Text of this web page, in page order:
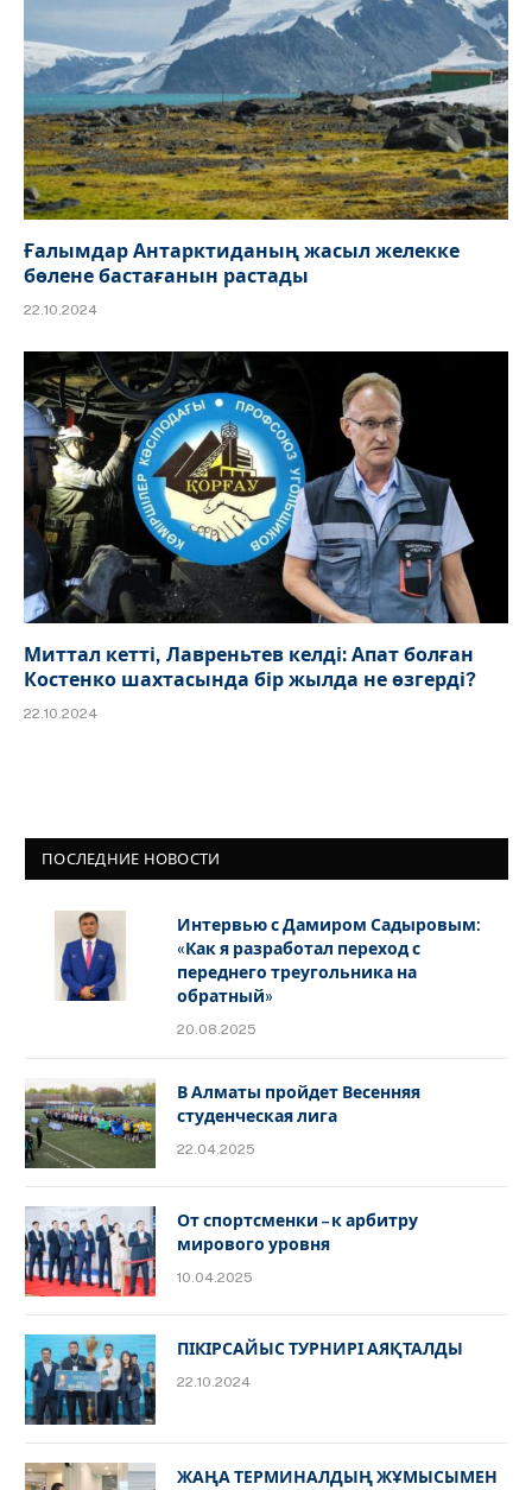
Ғалымдар Антарктиданың жасыл желекке
бөлене бастағанын растады
22.10.2024
Миттал кетті, Лавреньтев келді: Апат болған
Костенко шахтасында бір жылда не өзгерді?
22.10.2024
ПОСЛЕДНИЕ НОВОСТИ
Интервью с Дамиром Садыровым:
«Как я разработал переход с
переднего треугольника на
обратный»
20.08.2025
В Алматы пройдет Весенняя
студенческая лига
22.04.2025
От спортсменки – к арбитру
мирового уровня
10.04.2025
ПІКІРСАЙЫС ТУРНИРІ АЯҚТАЛДЫ
22.10.2024
ЖАҢА ТЕРМИНАЛДЫҢ ЖҰМЫСЫМЕН